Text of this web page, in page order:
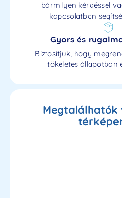
bármilyen kérdéssel
kapcsolatban
Gyors és
Biztosítjuk, hogy
tökéletes állapotban
Megtalálhatók